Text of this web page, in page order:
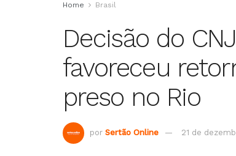
Home Brasil
Decisão do
favoreceu
preso no Rio
por Sertão Online 21 de